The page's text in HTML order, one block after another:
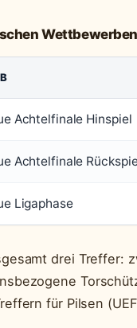
Achtelfinale Hinspiel
Achtelfinale
Ligaphase
drei Treffer:
für Pilsen